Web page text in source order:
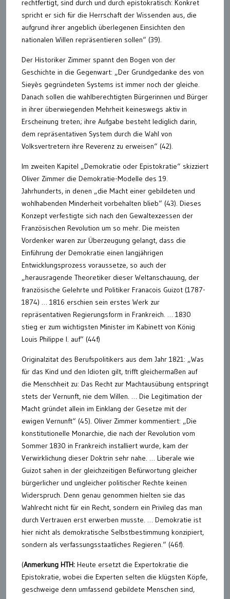
rechtfertigt, sind durch und durch epistokratisch: Konkret
spricht er sich für die Herrschaft der Wissenden aus, die
aufgrund ihrer angeblich überlegenen Einsichten den
nationalen Willen repräsentieren sollen“ (39).
Der Historiker Zimmer spannt den Bogen von der
Geschichte in die Gegenwart: „Der Grundgedanke des von
Sieyès gegründeten Systems ist immer noch der gleiche.
Danach sollen die wahlberechtigten Bürgerinnen und Bürger
in ihrer überwiegenden Mehrheit keineswegs aktiv in
Erscheinung treten; ihre Aufgabe besteht lediglich darin,
dem repräsentativen System durch die Wahl von
Volksvertretern ihre Reverenz zu erweisen“ (42).
Im zweiten Kapitel „Demokratie oder Epistokratie“ skizziert
Oliver Zimmer die Demokratie-Modelle des 19.
Jahrhunderts, in denen „die Macht einer gebildeten und
wohlhabenden Minderheit vorbehalten blieb“ (43). Dieses
Konzept verfestigte sich nach den Gewaltexzessen der
Französischen Revolution um so mehr. Die meisten
Vordenker waren zur Überzeugung gelangt, dass die
Einführung der Demokratie einen langjährigen
Entwicklungsprozess voraussetze, so auch der
„herausragende Theoretiker dieser Weltanschauung, der
französische Gelehrte und Politiker Franacois Guizot (1787-
1874) … 1816 erschien sein erstes Werk zur
repräsentativen Regierungsform in Frankreich. … 1830
stieg er zum wichtigsten Minister im Kabinett von König
Louis Philippe I. auf“ (44f)
Originalzitat des Berufspolitikers aus dem Jahr 1821: „Was
für das Kind und den Idioten gilt, trifft gleichermaßen auf
die Menschheit zu: Das Recht zur Machtausübung entspringt
stets der Vernunft, nie dem Willen. … Die Legitimation der
Macht gründet allein im Einklang der Gesetze mit der
ewigen Vernunft“ (45). Oliver Zimmer kommentiert: „Die
konstitutionelle Monarchie, die nach der Revolution vom
Sommer 1830 in Frankreich installiert wurde, kam der
Verwirklichung dieser Doktrin sehr nahe. … Liberale wie
Guizot sahen in der gleichzeitigen Befürwortung gleicher
bürgerlicher und ungleicher politischer Rechte keinen
Widerspruch. Denn genau genommen hielten sie das
Wahlrecht nicht für ein Recht, sondern ein Privileg das man
durch Vertrauen erst erwerben musste. … Demokratie ist
hier nicht als demokratische Selbstbestimmung konzipiert,
sondern als verfassungsstaatliches Regieren.“ (46f).
(Anmerkung HTH: Heute ersetzt die Expertokratie die
Epistokratie, wobei die Experten selten die klügsten Köpfe,
geschweige denn umfassend gebildete Menschen sind,